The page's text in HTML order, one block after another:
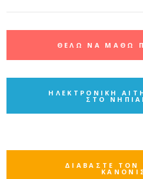
ΘΕΛΩ ΝΑ ΜΑΘΩ
ΗΛΕΚΤΡΟΝΙΚΗ
ΣΤΟ
ΔΙΑΒΑΣΤΕ ΤΟΝ